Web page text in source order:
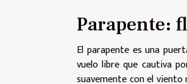
Parapente:
El parapente es una
vuelo libre que cautiva
suavemente con el viento